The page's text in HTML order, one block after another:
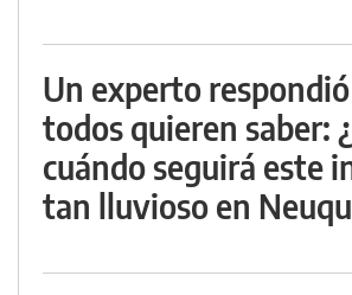
Un experto
todos quieren saber:
cuándo seguirá este
tan lluvioso en